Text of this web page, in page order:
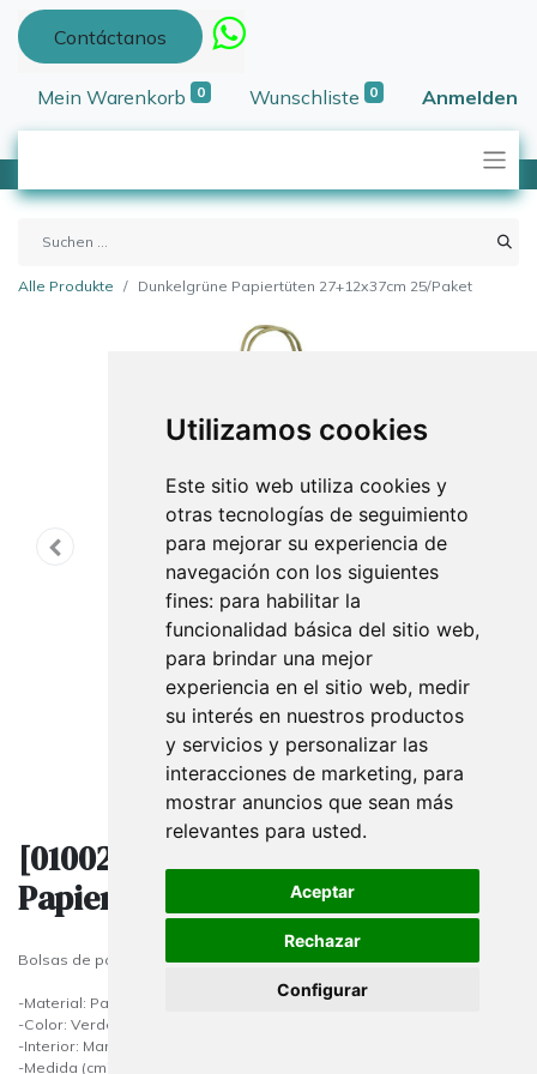
Utilizamos cookies
Este sitio web utiliza cookies y
otras tecnologías de seguimiento
para mejorar su experiencia de
navegación con los siguientes
fines: para habilitar la
funcionalidad básica del sitio web,
para brindar una mejor
experiencia en el sitio web, medir
su interés en nuestros productos
y servicios y personalizar las
interacciones de marketing, para
mostrar anuncios que sean más
relevantes para usted.
Aceptar
Rechazar
Configurar
Contáctanos
Mein Warenkorb 0 Wunschliste 0 Anmelden
Alle Produkte Dunkelgrüne Papiertüten 27+12x37cm 25/Paket
[010021] Dunkelgrüne
Papiertüten 27+12x37cm 25/Paket
Bolsas de papel kraft con asa rizada
-Material: Papel
-Color: Verde Oscuro
-Interior: Marrón
-Medida (cm) : ALX AN X FD - 31x24x11